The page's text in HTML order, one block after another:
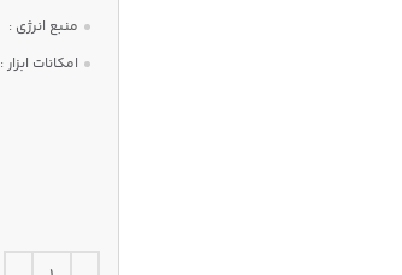
منبع انرژی :
امکانات ابزار :